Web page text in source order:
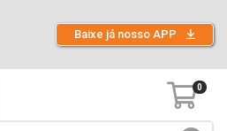
Baixe já nosso APP
0